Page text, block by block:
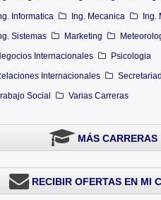
Informatica
Ing. Mecanica
Ing.
Sistemas
Marketing
Internacionales
Psicologia
Internacionales
Social
Varias Carreras
MÁS CARRERAS
RECIBIR OFERTAS EN MI